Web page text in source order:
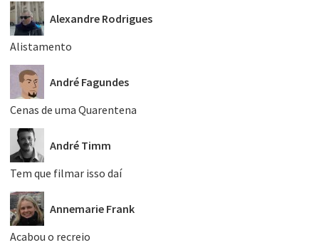
Alexandre Rodrigues
Alistamento
André Fagundes
Cenas de uma Quarentena
André Timm
Tem que filmar isso daí
Annemarie Frank
Acabou o recreio